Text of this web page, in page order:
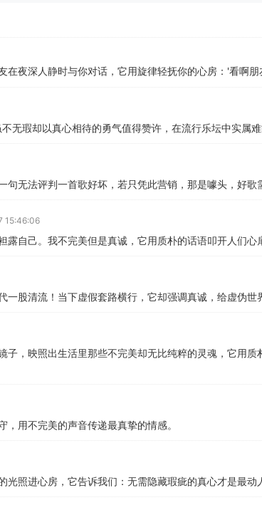
在夜深人静时与你对话，它用旋律轻抚你的心房：'看啊
无瑕却以真心相待的勇气值得赞许，在流行乐坛中实属难
无法评判一首歌好坏，若只凭此营销，那是噱头，好歌
15:46:06
自己。我不完美但是真诚，它用质朴的话语叩开人们心
一股清流！当下虚假套路横行，它却强调真诚，给虚伪世
子，映照出生活里那些不完美却无比纯粹的灵魂，它用
用不完美的声音传递最真挚的情感。
照进心房，它告诉我们：无需隐藏瑕疵的真心才是最动